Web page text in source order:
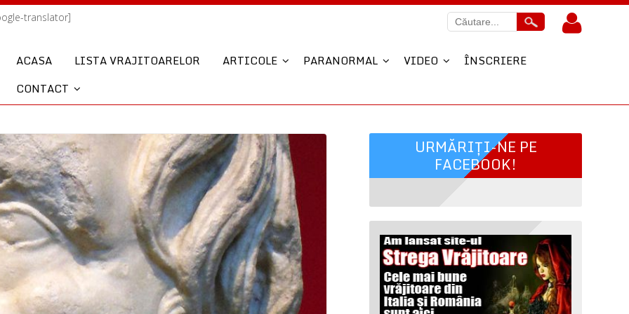
translator]
ACASA LISTA VRAJITOARELOR ARTICOLE PARANORMAL VIDEO
ÎNSCRIERE
CONTACT
URMĂRIȚI-NE PE
FACEBOOK!